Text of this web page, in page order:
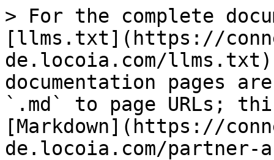
> For the complete
[llms.txt](https://
de.locoia.com/
documentation pages
`.md` to page URLs;
[Markdown](https://
de.locoia.com/partner-